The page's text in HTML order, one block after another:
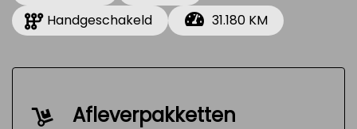
Handgeschakeld
31.180 KM
Afleverpakketten